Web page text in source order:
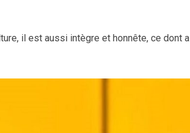
il est aussi intègre et honnête, ce dont